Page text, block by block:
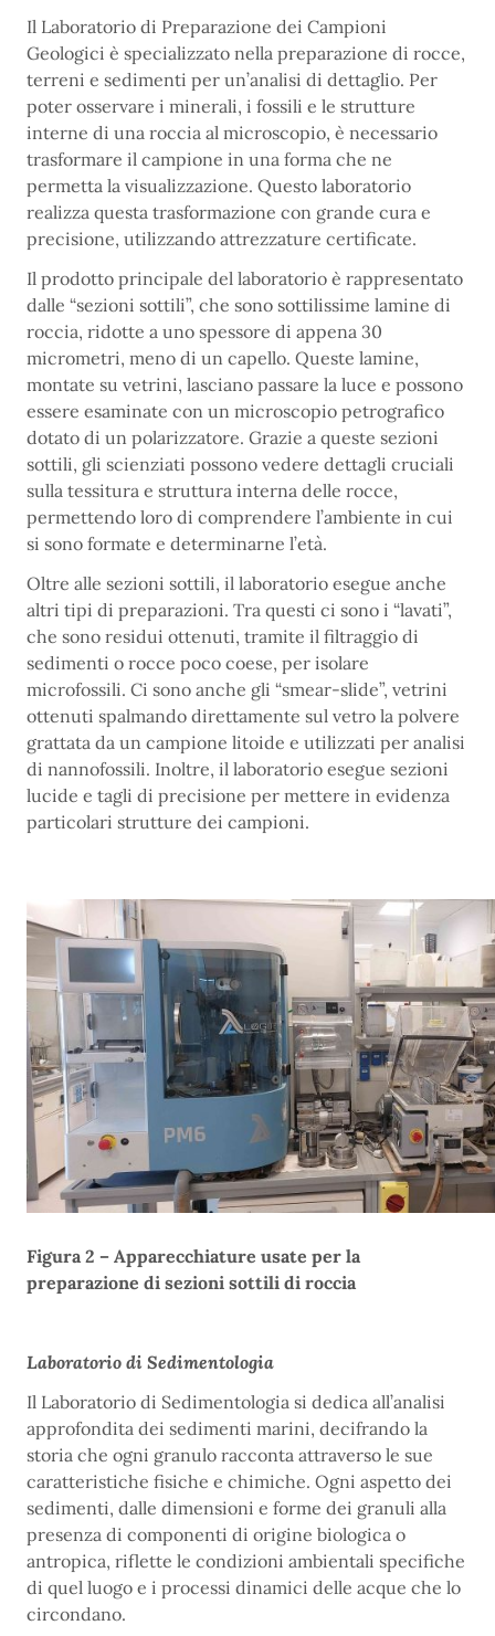
Il Laboratorio di Preparazione dei Campioni
Geologici è specializzato nella preparazione di rocce,
terreni e sedimenti per un’analisi di dettaglio. Per
poter osservare i minerali, i fossili e le strutture
interne di una roccia al microscopio, è necessario
trasformare il campione in una forma che ne
permetta la visualizzazione. Questo laboratorio
realizza questa trasformazione con grande cura e
precisione, utilizzando attrezzature certificate.
Il prodotto principale del laboratorio è rappresentato
dalle “sezioni sottili”, che sono sottilissime lamine di
roccia, ridotte a uno spessore di appena 30
micrometri, meno di un capello. Queste lamine,
montate su vetrini, lasciano passare la luce e possono
essere esaminate con un microscopio petrografico
dotato di un polarizzatore. Grazie a queste sezioni
sottili, gli scienziati possono vedere dettagli cruciali
sulla tessitura e struttura interna delle rocce,
permettendo loro di comprendere l’ambiente in cui
si sono formate e determinarne l’età.
Oltre alle sezioni sottili, il laboratorio esegue anche
altri tipi di preparazioni. Tra questi ci sono i “lavati”,
che sono residui ottenuti, tramite il filtraggio di
sedimenti o rocce poco coese, per isolare
microfossili. Ci sono anche gli “smear-slide”, vetrini
ottenuti spalmando direttamente sul vetro la polvere
grattata da un campione litoide e utilizzati per analisi
di nannofossili. Inoltre, il laboratorio esegue sezioni
lucide e tagli di precisione per mettere in evidenza
particolari strutture dei campioni.
Figura 2 – Apparecchiature usate per la
preparazione di sezioni sottili di roccia
Laboratorio di Sedimentologia
Il Laboratorio di Sedimentologia si dedica all’analisi
approfondita dei sedimenti marini, decifrando la
storia che ogni granulo racconta attraverso le sue
caratteristiche fisiche e chimiche. Ogni aspetto dei
sedimenti, dalle dimensioni e forme dei granuli alla
presenza di componenti di origine biologica o
antropica, riflette le condizioni ambientali specifiche
di quel luogo e i processi dinamici delle acque che lo
circondano.